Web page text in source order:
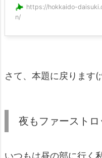
https://hokkaido-
n/
さて、本題に戻ります
夜もファースト